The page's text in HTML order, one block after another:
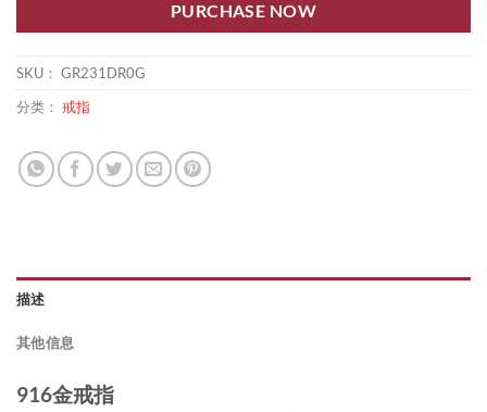
PURCHASE NOW
SKU： GR231DR0G
分类： 戒指
描述
其他信息
916金戒指